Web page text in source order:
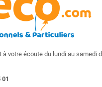
à votre écoute du lundi au samedi
01